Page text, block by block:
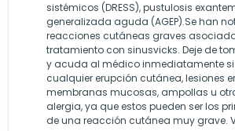
sistémicos (DRESS), pustulosis
generalizada aguda (AGEP).Se han
reacciones cutáneas graves
tratamiento con sinusvicks. Deje de
y acuda al médico inmediatamente si
cualquier erupción cutánea, lesiones
membranas mucosas, ampollas u
alergia, ya que estos pueden ser los
de una reacción cutánea muy grave.